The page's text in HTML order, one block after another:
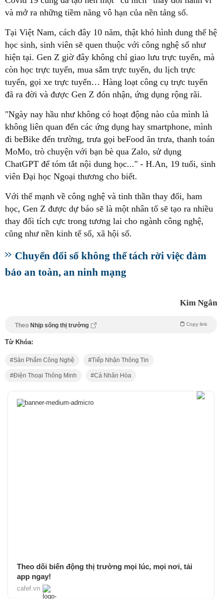
và mở ra những tiềm năng vô hạn của nền tảng số.
Tại Việt Nam, cách đây 10 năm, thật khó hình dung thế hệ
học sinh, sinh viên sẽ quen thuộc với công nghệ số như
hiện tại. Gen Z giờ đây không chỉ giao lưu trực tuyến, mà
còn học trực tuyến, mua sắm trực tuyến, du lịch trực
tuyến, gọi xe trực tuyến… Hàng loạt công cụ trực tuyến
đã ra đời và được Gen Z đón nhận, ứng dụng rộng rãi.
"Ngày nay hầu như không có hoạt động nào của mình là
không liên quan đến các ứng dụng hay smartphone, mình
đi beBike đến trường, trưa gọi beFood ăn trưa, thanh toán
MoMo, trò chuyện với bạn bè qua Zalo, sử dụng
ChatGPT để tóm tắt nội dung học..." - H.An, 19 tuổi, sinh
viên Đại học Ngoại thương cho biết.
Với thế mạnh về công nghệ và tinh thần thay đổi, ham
học, Gen Z được dự báo sẽ là một nhân tố sẽ tạo ra nhiều
thay đổi tích cực trong tương lai cho ngành công nghệ,
cũng như nền kinh tế số, xã hội số.
Chuyển đổi số không thể tách rời việc đảm
bảo an toàn, an ninh mạng
Kim Ngân
Theo Nhịp sống thị trường Copy link
Từ Khóa:
Sản Phẩm Công Nghệ Tiếp Nhận Thông Tin
Điện Thoại Thông Minh Cá Nhân Hóa
Theo dõi biến động thị trường mọi lúc, mọi nơi, tải
app ngay!
cafef.vn